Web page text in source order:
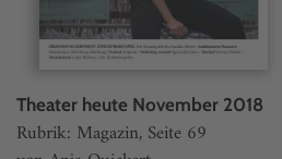
Theater heute November 2018
Rubrik: Magazin, Seite 69